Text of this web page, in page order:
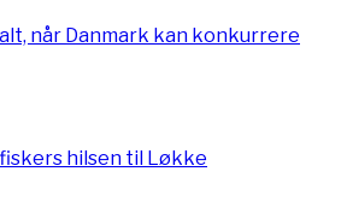
når Danmark kan konkurrere
hilsen til Løkke